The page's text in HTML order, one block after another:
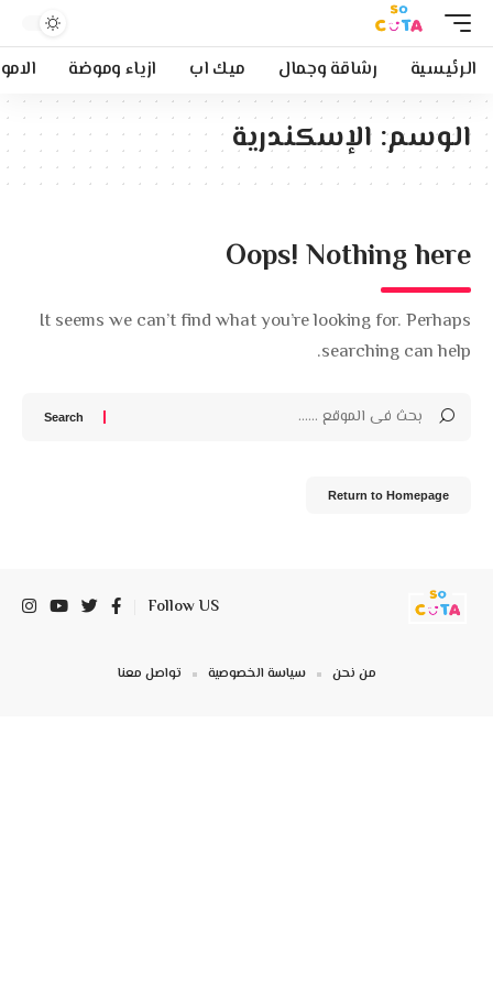
الرئيسية رشاقة وجمال ميك اب ازياء وموضة
الوسم: الإسكندرية
Oops! Nothing here
It seems we can’t find what you’re looking for. Perhaps
searching can help.
Return to Homepage
Follow US
من نحن سياسة الخصوصية تواصل معنا